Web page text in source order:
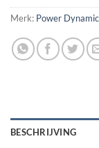
Merk: Power
BESCHRIJVING